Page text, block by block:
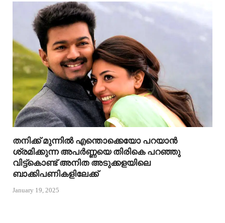
തനിക്ക് മുന്നിൽ എന്തൊക്കെയോ പറയാൻ
ശ്രമിക്കുന്ന അപർണ്ണയെ തിരികെ പറഞ്ഞു
വിട്ട്കൊണ്ട് അനിത അടുക്കളയിലെ
ബാക്കിപണികളിലേക്ക്
January 19, 2025